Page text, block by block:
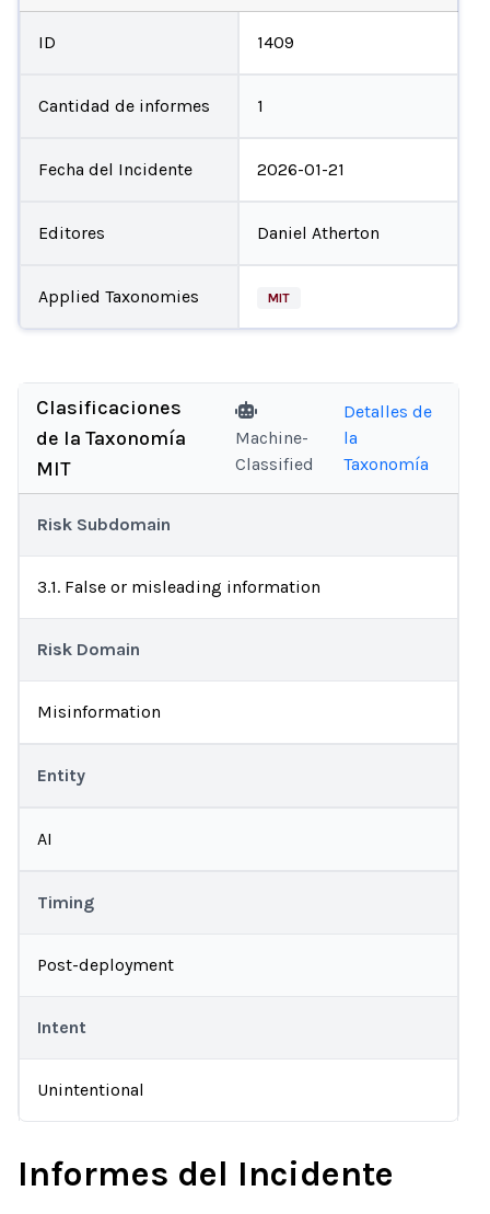
ID 1409
Cantidad de informes 1
Fecha del Incidente 2026-01-21
Editores Daniel Atherton
Applied Taxonomies MIT
Clasificaciones
de la Taxonomía
MIT
Machine-
Classified
Detalles de
la
Taxonomía
Risk Subdomain
3.1. False or misleading information
Risk Domain
Misinformation
Entity
AI
Timing
Post-deployment
Intent
Unintentional
Informes del Incidente